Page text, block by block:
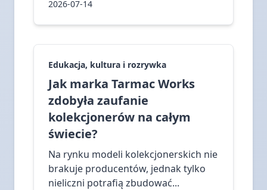
2026-07-14
Edukacja, kultura i rozrywka
Jak marka Tarmac Works
zdobyła zaufanie
kolekcjonerów na całym
świecie?
Na rynku modeli kolekcjonerskich nie
brakuje producentów, jednak tylko
nieliczni potrafią zbudować...